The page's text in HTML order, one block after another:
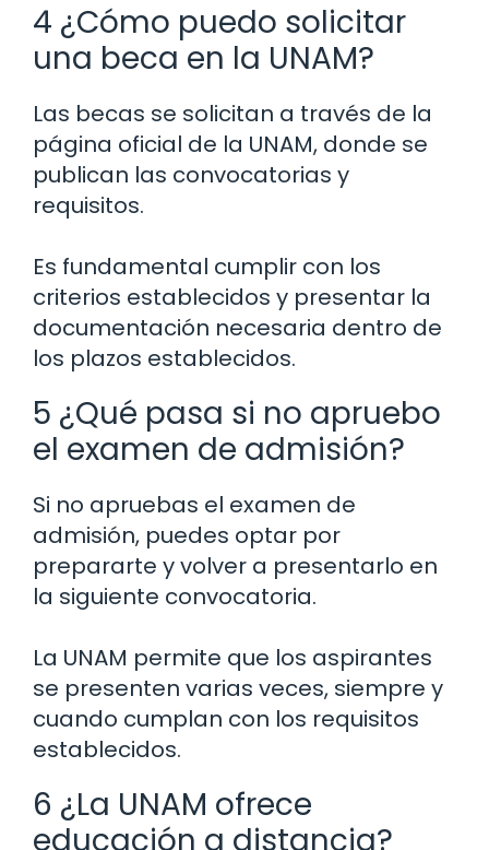
4 ¿Cómo puedo solicitar
una beca en la UNAM?
Las becas se solicitan a través de la
página oficial de la UNAM, donde se
publican las convocatorias y
requisitos.
Es fundamental cumplir con los
criterios establecidos y presentar la
documentación necesaria dentro de
los plazos establecidos.
5 ¿Qué pasa si no apruebo
el examen de admisión?
Si no apruebas el examen de
admisión, puedes optar por
prepararte y volver a presentarlo en
la siguiente convocatoria.
La UNAM permite que los aspirantes
se presenten varias veces, siempre y
cuando cumplan con los requisitos
establecidos.
6 ¿La UNAM ofrece
educación a distancia?